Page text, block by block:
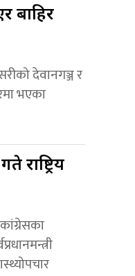
बाहिर
देवानगञ्ज र
भएका
राष्ट्रिय